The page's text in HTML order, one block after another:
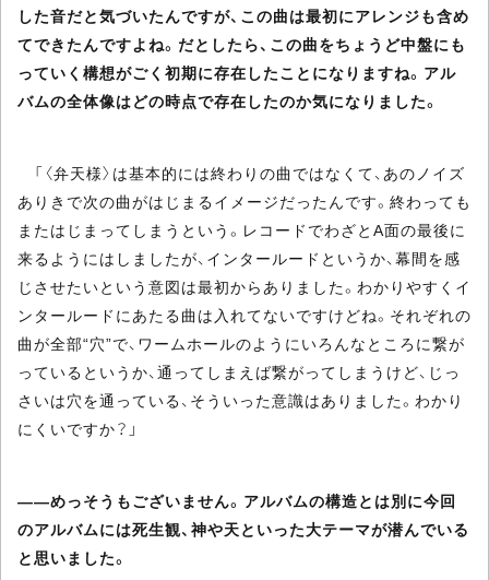
した音だと気づいたんですが、この曲は最初にアレンジも含め
てできたんですよね。だとしたら、この曲をちょうど中盤にも
っていく構想がごく初期に存在したことになりますね。アル
バムの全体像はどの時点で存在したのか気になりました。
「〈弁天様〉は基本的には終わりの曲ではなくて、あのノイズ
ありきで次の曲がはじまるイメージだったんです。終わっても
またはじまってしまうという。レコードでわざとA面の最後に
来るようにはしましたが、インタールードというか、幕間を感
じさせたいという意図は最初からありました。わかりやすくイ
ンタールードにあたる曲は入れてないですけどね。それぞれの
曲が全部“穴”で、ワームホールのようにいろんなところに繋が
っているというか、通ってしまえば繋がってしまうけど、じっ
さいは穴を通っている、そういった意識はありました。わかり
にくいですか？」
――めっそうもございません。アルバムの構造とは別に今回
のアルバムには死生観、神や天といった大テーマが潜んでいる
と思いました。